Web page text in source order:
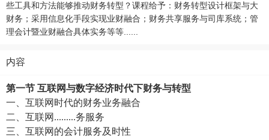
些工具和方法能够推动财务转型？课程给予：财务转型设计框架与大
财务；采用信息化手段实现业财融合；财务共享服务与司库系统；管
理会计暨业财融合具体实务等等......
内容
第一节 互联网与数字经济时代下财务与转型
一、 互联网 时代的财务业务融合
二、 互联网 .........务服务
三、 互联网 的会计服务及时性